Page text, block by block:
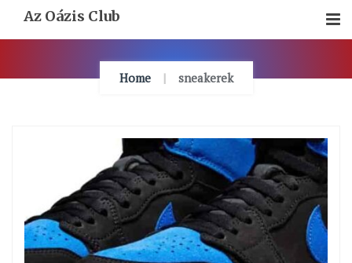
Content
Az Oázis Club
Home sneakerek